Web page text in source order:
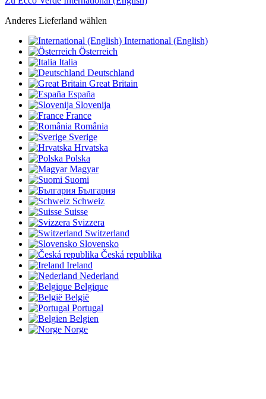
Anderes Lieferland wählen
International (English)
Österreich
Italia
Deutschland
Great Britain
España
Slovenija
France
România
Sverige
Hrvatska
Polska
Magyar
Suomi
България
Schweiz
Suisse
Svizzera
Switzerland
Slovensko
Česká republika
Ireland
Nederland
Belgique
België
Portugal
Belgien
Norge